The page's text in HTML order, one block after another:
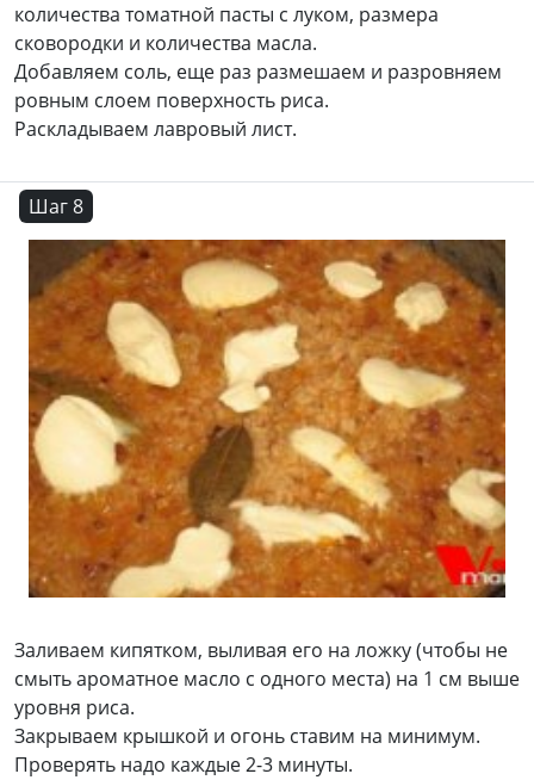
количества томатной пасты с луком, размера
сковородки и количества масла.
Добавляем соль, еще раз размешаем и разровняем
ровным слоем поверхность риса.
Раскладываем лавровый лист.
Шаг 8
Заливаем кипятком, выливая его на ложку (чтобы не
смыть ароматное масло с одного места) на 1 см выше
уровня риса.
Закрываем крышкой и огонь ставим на минимум.
Проверять надо каждые 2-3 минуты.